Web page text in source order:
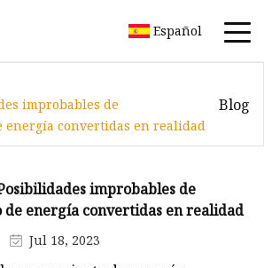
Español
improbables de
energía convertidas en realidad
Blog
improbables de
de energía convertidas en realidad
Jul 18, 2023